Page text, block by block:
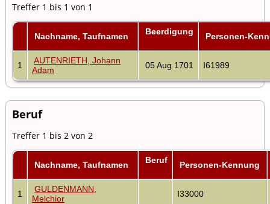
Treffer 1 bis 1 von 1
Nachname, Taufnamen Beerdigung Personen-
1
AUTENRIETH, Johann
Adam
05 Aug 1701 I61989
Beruf
Treffer 1 bis 2 von 2
Nachname, Taufnamen Beruf Personen-Kennung
1
GULDENMANN,
Melchior
I33000